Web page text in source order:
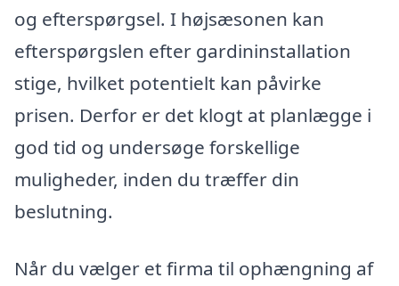
og efterspørgsel. I højsæsonen kan
efterspørgslen efter gardininstallation
stige, hvilket potentielt kan påvirke
prisen. Derfor er det klogt at planlægge i
god tid og undersøge forskellige
muligheder, inden du træffer din
beslutning.
Når du vælger et firma til ophængning af